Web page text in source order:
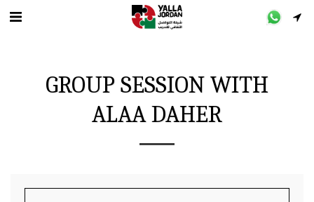
GROUP SESSION WITH
ALAA DAHER